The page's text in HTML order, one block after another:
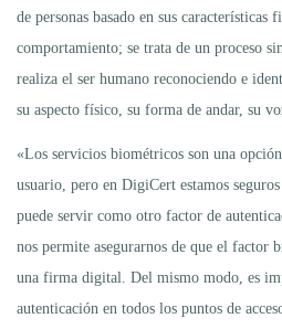
de personas basado en sus características
comportamiento; se trata de un proceso
realiza el ser humano reconociendo e
su aspecto físico, su forma de andar, su
«Los servicios biométricos son una
usuario, pero en DigiCert estamos
puede servir como otro factor de
nos permite asegurarnos de que el factor
una firma digital. Del mismo modo, es
autenticación en todos los puntos de